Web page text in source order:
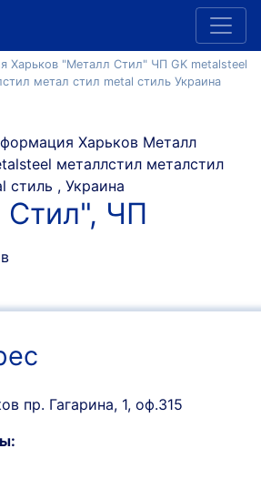
Харьков "Металл Стил" ЧП GK metalsteel
метал стил metal стиль Украина
Стил", ЧП
пр. Гагарина, 1, оф.315